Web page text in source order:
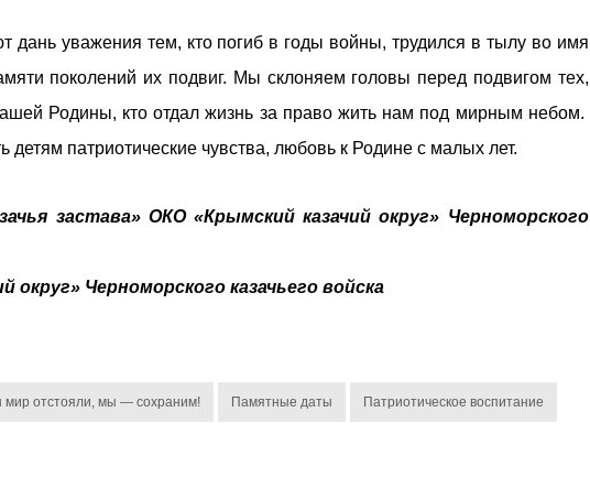
дань уважения тем, кто погиб в годы войны, трудился в тылу во имя
поколений их подвиг. Мы склоняем головы перед подвигом тех,
Родины, кто отдал жизнь за право жить нам под мирным небом.
патриотические чувства, любовь к Родине с малых лет.
застава» ОКО «Крымский казачий округ» Черноморского
округ» Черноморского казачьего войска
мир отстояли, мы — сохраним! Памятные даты Патриотическое воспитание